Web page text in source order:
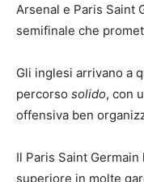
Arsenal e Paris Saint
semifinale che
Gli inglesi arrivano a
percorso solido, con
offensiva ben
Il Paris Saint
superiore in molte